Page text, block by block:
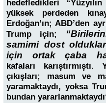
hedefledikleri
yüksek perdeden
Erdoğan’ın; ABD’den
Trump için;
samimi dost
için ortak çaba
kafaları
çıkışları; masum ve
yaramaktaydı, yoksa
bundan